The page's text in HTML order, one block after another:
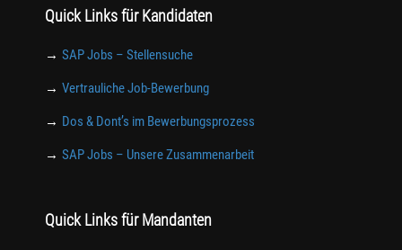
Quick Links für Kandidaten
→ SAP Jobs – Stellensuche
→ Vertrauliche Job-Bewerbung
→ Dos & Dont’s im Bewerbungsprozess
→ SAP Jobs – Unsere Zusammenarbeit
Quick Links für Mandanten